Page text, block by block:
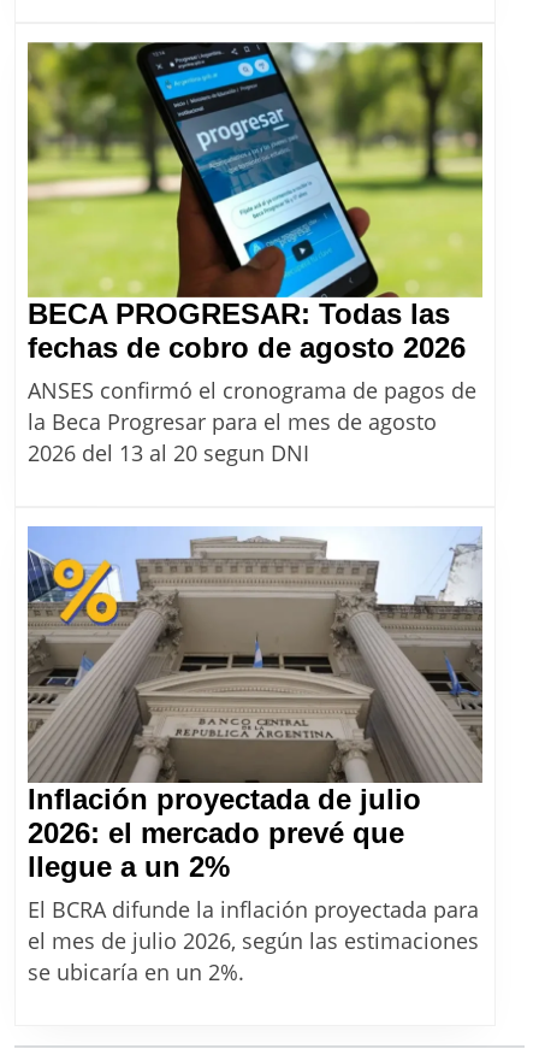
desde
agosto
2026
BECA PROGRESAR: Todas las
fechas de cobro de agosto 2026
2026
ANSES confirmó el cronograma de pagos de
la Beca Progresar para el mes de agosto
2026 del 13 al 20 segun DNI
Inflación proyectada de julio
2026: el mercado prevé que
llegue a un 2%Inflación
proyectada
de
julio
El BCRA difunde la inflación proyectada para
el mes de julio 2026, según las estimaciones
se ubicaría en un 2%.